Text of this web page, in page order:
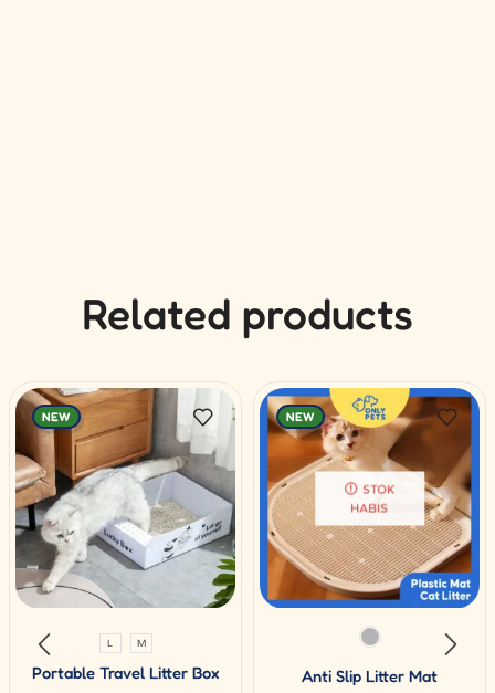
Related products
NEW
L M
Portable Travel Litter Box
NEW
STOK
HABIS
Anti Slip Litter Mat